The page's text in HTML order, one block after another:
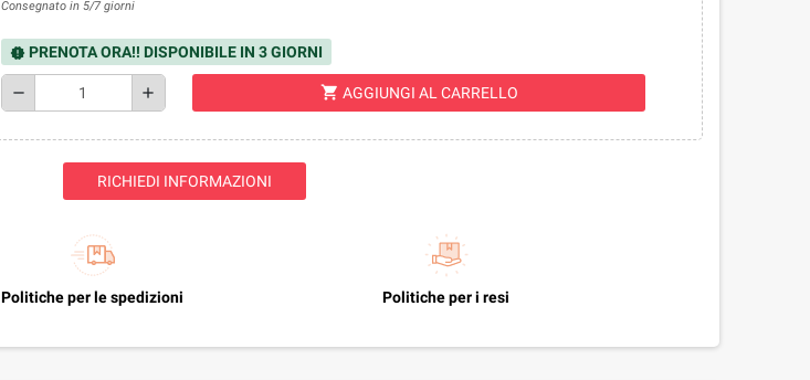
Consegnato in 5/7 giorni
new_releases PRENOTA ORA!! DISPONIBILE IN 3 GIORNI
remove add shopping_cart AGGIUNGI AL CARRELLO
RICHIEDI INFORMAZIONI
Politiche per le spedizioni Politiche per i resi